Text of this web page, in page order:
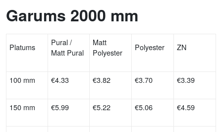
Garums 2000 mm
Platums
Pural /
Matt Pural
Matt
Polyester
Polyester ZN
100 mm €4.33 €3.82 €3.70 €3.39
150 mm €5.99 €5.22 €5.06 €4.59